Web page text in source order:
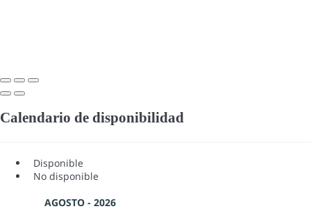
Calendario de disponibilidad
Disponible
No disponible
AGOSTO - 2026